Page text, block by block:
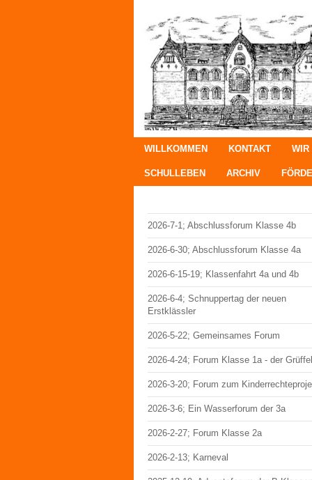
WILLKOMMEN KONTAKT WIR
SCHULLEBEN ARCHIV
2026-7-1; Abschlussforum Klasse 4b
2026-6-30; Abschlussforum Klasse 4a
2026-6-15-19; Klassenfahrt 4a und 4b
2026-6-4; Schnuppertag der neuen
Erstklässler
2026-5-22; Gemeinsames Forum
2026-4-24; Forum Klasse 1a - der
2026-3-20; Forum zum
2026-3-6; Ein Wasserforum der 3a
2026-2-27; Forum Klasse 2a
2026-2-13; Karneval